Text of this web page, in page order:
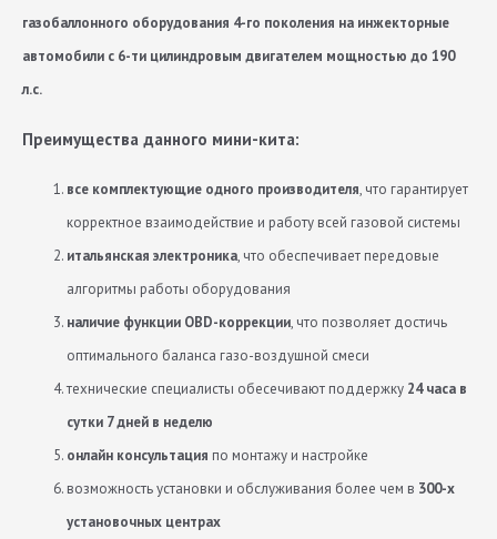
газобаллонного оборудования 4-го поколения на инжекторные
автомобили с 6-ти цилиндровым двигателем мощностью до 190
л.с.
Преимущества данного мини-кита:
все комплектующие одного производителя, что гарантирует
корректное взаимодействие и работу всей газовой системы
итальянская электроника, что обеспечивает передовые
алгоритмы работы оборудования
наличие функции OBD-коррекции, что позволяет достичь
оптимального баланса газо-воздушной смеси
технические специалисты обесечивают поддержку 24 часа в
сутки 7 дней в неделю
онлайн консультация по монтажу и настройке
возможность установки и обслуживания более чем в 300-х
установочных центрах